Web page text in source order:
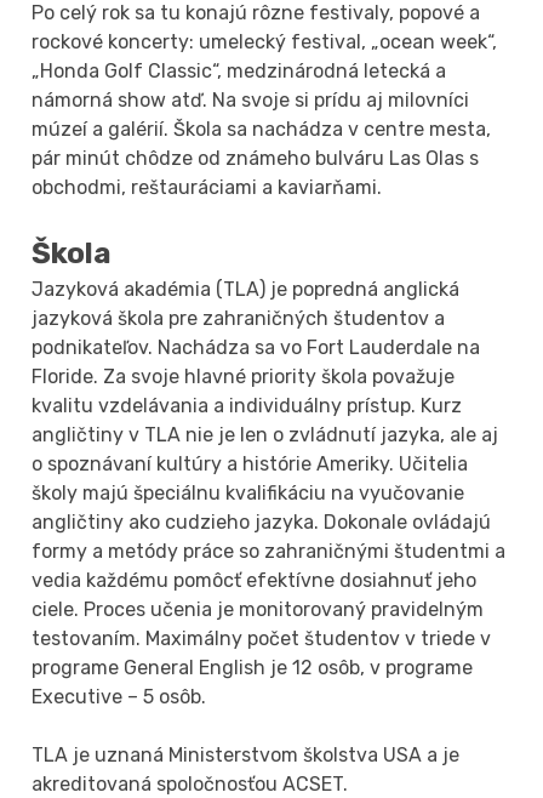
Po celý rok sa tu konajú rôzne festivaly, popové a
rockové koncerty: umelecký festival, „ocean week“,
„Honda Golf Classic“, medzinárodná letecká a
námorná show atď. Na svoje si prídu aj milovníci
múzeí a galérií. Škola sa nachádza v centre mesta,
pár minút chôdze od známeho bulváru Las Olas s
obchodmi, reštauráciami a kaviarňami.
Škola
Jazyková akadémia (TLA) je popredná anglická
jazyková škola pre zahraničných študentov a
podnikateľov. Nachádza sa vo Fort Lauderdale na
Floride. Za svoje hlavné priority škola považuje
kvalitu vzdelávania a individuálny prístup. Kurz
angličtiny v TLA nie je len o zvládnutí jazyka, ale aj
o spoznávaní kultúry a histórie Ameriky. Učitelia
školy majú špeciálnu kvalifikáciu na vyučovanie
angličtiny ako cudzieho jazyka. Dokonale ovládajú
formy a metódy práce so zahraničnými študentmi a
vedia každému pomôcť efektívne dosiahnuť jeho
ciele. Proces učenia je monitorovaný pravidelným
testovaním. Maximálny počet študentov v triede v
programe General English je 12 osôb, v programe
Executive – 5 osôb.
TLA je uznaná Ministerstvom školstva USA a je
akreditovaná spoločnosťou ACSET.